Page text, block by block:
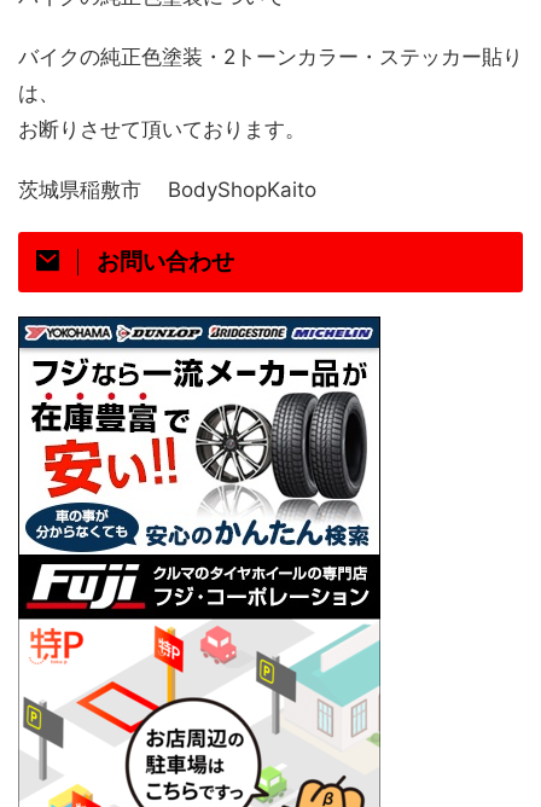
バイクの純正色塗装・2トーンカラー・ステッカー貼り
は、
お断りさせて頂いております。
茨城県稲敷市 BodyShopKaito
お問い合わせ